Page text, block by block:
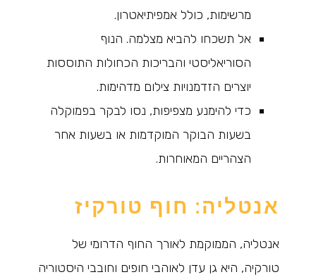
מרשימות, כולל אמפיתיאטרון.
אל תשכחו להביא מצלמה. הנוף
הסוריאליסטי והבריכות הכחולות התוססות
יוצרים הזדמנויות צילום מדהימות.
כדי להימנע מצפיפות, נסו לבקר בפמוקלה
בשעות הבוקר המוקדמות או בשעות אחר
הצהריים המאוחרות.
אנטליה: חוף טורקיז
אנטליה, הממוקמת לאורך החוף הדרומי של
טורקיה, היא גן עדן לאוהבי חופים וחובבי היסטוריה